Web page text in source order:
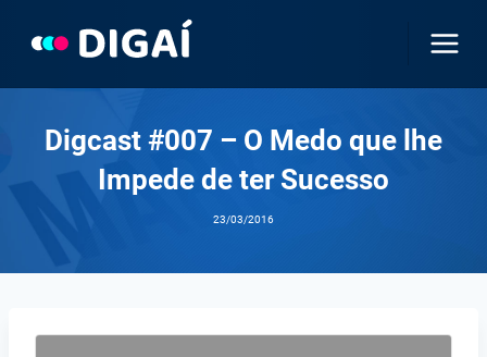
Digcast #007 – O Medo que lhe
Impede de ter Sucesso
23/03/2016